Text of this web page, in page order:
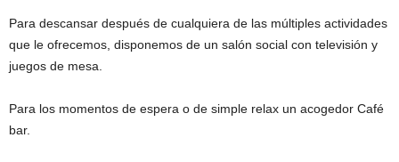
Para descansar después de cualquiera de las múltiples actividades
que le ofrecemos, disponemos de un salón social con televisión y
juegos de mesa.
Para los momentos de espera o de simple relax un acogedor Café
bar.